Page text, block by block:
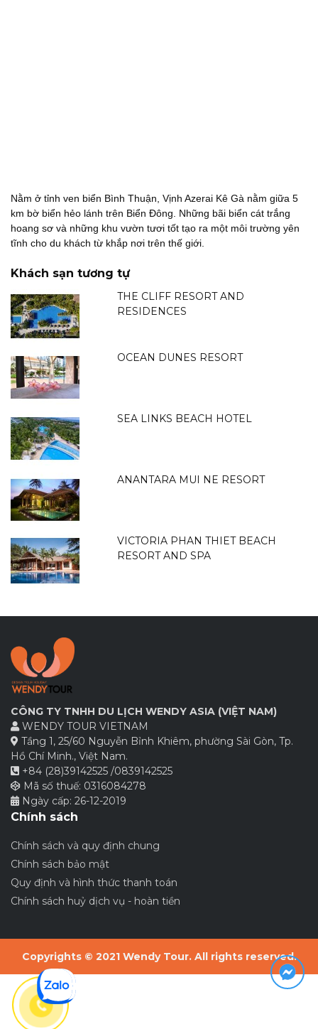
Nằm ở tỉnh ven biển Bình Thuận, Vịnh Azerai Kê Gà nằm giữa 5
km bờ biển hẻo lánh trên Biển Đông. Những bãi biển cát trắng
hoang sơ và những khu vườn tươi tốt tạo ra một môi trường yên
tĩnh cho du khách từ khắp nơi trên thế giới.
Khách sạn tương tự
THE CLIFF RESORT AND
RESIDENCES
OCEAN DUNES RESORT
SEA LINKS BEACH HOTEL
ANANTARA MUI NE RESORT
VICTORIA PHAN THIET BEACH
RESORT AND SPA
CÔNG TY TNHH DU LỊCH WENDY ASIA (VIỆT NAM)
WENDY TOUR VIETNAM
Tầng 1, 25/60 Nguyễn Bỉnh Khiêm, phường Sài Gòn, Tp.
Hồ Chí Minh., Việt Nam.
+84 (28)39142525 /0839142525
Mã số thuế: 0316084278
Ngày cấp: 26-12-2019
Chính sách
Chính sách và quy định chung
Chính sách bảo mật
Quy định và hình thức thanh toán
Chính sách huỷ dịch vụ - hoàn tiền
Copyrights © 2021 Wendy Tour. All rights reserved.